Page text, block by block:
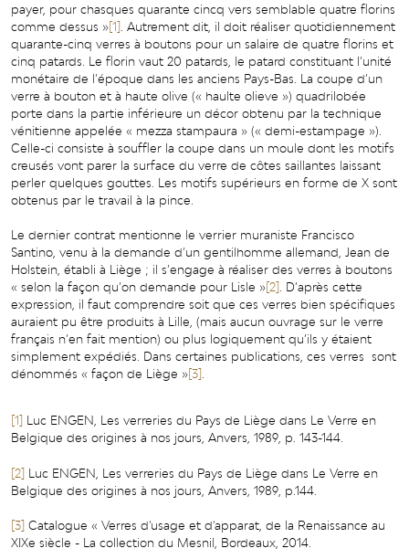
payer, pour chasques quarante cincq vers semblable quatre florins
comme dessus »[1] . Autrement dit, il doit réaliser quotidiennement
quarante-cinq verres à boutons pour un salaire de quatre florins et
cinq patards. Le florin vaut 20 patards, le patard constituant l’unité
monétaire de l’époque dans les anciens Pays-Bas. La coupe d’un
verre à bouton et à haute olive (« haulte olieve ») quadrilobée
porte dans la partie inférieure un décor obtenu par la technique
vénitienne appelée « mezza stampaura » (« demi-estampage »).
Celle-ci consiste à souffler la coupe dans un moule dont les motifs
creusés vont parer la surface du verre de côtes saillantes laissant
perler quelques gouttes. Les motifs supérieurs en forme de X sont
obtenus par le travail à la pince.
Le dernier contrat mentionne le verrier muraniste Francisco
Santino, venu à la demande d’un gentilhomme allemand, Jean de
Holstein, établi à Liège ; il s’engage à réaliser des verres à boutons
« selon la façon qu’on demande pour Lisle »[2]. D’après cette
expression, il faut comprendre soit que ces verres bien spécifiques
auraient pu être produits à Lille, (mais aucun ouvrage sur le verre
français n’en fait mention) ou plus logiquement qu’ils y étaient
simplement expédiés. Dans certaines publications, ces verres sont
dénommés « façon de Liège »[3].
[1] Luc ENGEN, Les verreries du Pays de Liège dans Le Verre en
Belgique des origines à nos jours, Anvers, 1989, p. 143-144.
[2] Luc ENGEN, Les verreries du Pays de Liège dans Le Verre en
Belgique des origines à nos jours, Anvers, 1989, p.144.
[3] Catalogue « Verres d'usage et d'apparat, de la Renaissance au
XIXe siècle - La collection du Mesnil, Bordeaux, 2014.